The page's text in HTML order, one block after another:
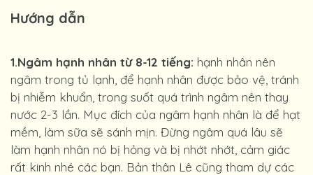
Hướng dẫn
1.Ngâm hạnh nhân từ 8-12 tiếng: hạnh nhân nên
ngâm trong tủ lạnh, để hạnh nhân được bảo vệ, tránh
bị nhiễm khuẩn, trong suốt quá trình ngâm nên thay
nước 2-3 lần. Mục đích của ngâm hạnh nhân là để hạt
mềm, làm sữa sẽ sánh mịn. Đừng ngâm quá lâu sẽ
làm hạnh nhân nó bị hỏng và bị nhớt nhớt, cảm giác
rất kinh nhé các bạn. Bản thân Lê cũng tham dự các